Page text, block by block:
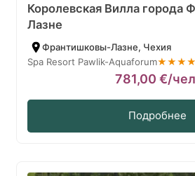
Королевская Вилла города
Лазне
Франтишковы-Лазне, Чехия
Spa Resort Pawlik-Aquaforum★★★★
781,00 €/
Подробнее